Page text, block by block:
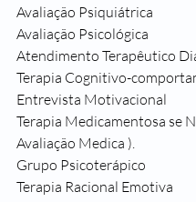
Avaliação Psiquiátrica
Avaliação Psicológica
Atendimento Terapêutico
Terapia Cognitivo-
Entrevista Motivacional
Terapia Medicamentosa se
Avaliação Medica ).
Grupo Psicoterápico
Terapia Racional Emotiva